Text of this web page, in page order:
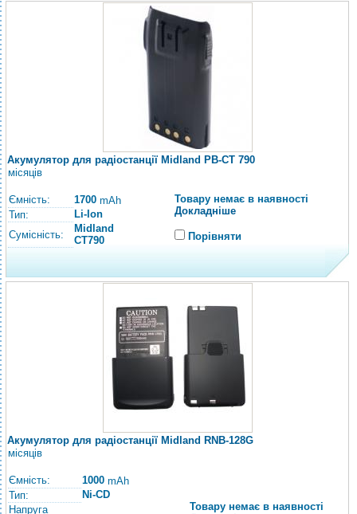
Акумулятор для радіостанції Midland PB-CT 790
місяців
Ємність: 1700 mAh
Тип:
Li-Ion
Сумісність:
Midland
CT790
Товару немає в наявності
Докладніше
Порівняти
Акумулятор для радіостанції Midland RNB-128G
місяців
Ємність: 1000 mAh
Тип:
Ni-CD
Напруга
Товару немає в наявності